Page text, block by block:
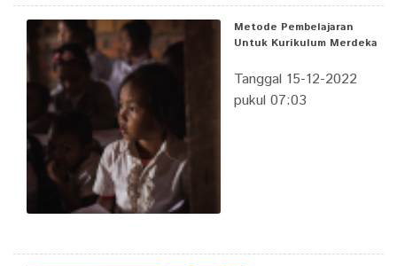
Metode Pembelajaran
Untuk Kurikulum Merdeka
Tanggal 15-12-2022
pukul 07:03